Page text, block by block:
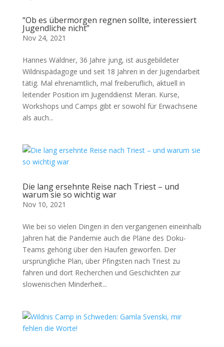
“Ob es übermorgen regnen sollte, interessiert
Jugendliche nicht”
Nov 24, 2021
Hannes Waldner, 36 Jahre jung, ist ausgebildeter
Wildnispädagoge und seit 18 Jahren in der Jugendarbeit
tätig. Mal ehrenamtlich, mal freiberuflich, aktuell in
leitender Position im Jugenddienst Meran. Kurse,
Workshops und Camps gibt er sowohl für Erwachsene
als auch...
Die lang ersehnte Reise nach Triest – und
warum sie so wichtig war
Nov 10, 2021
Wie bei so vielen Dingen in den vergangenen eineinhalb
Jahren hat die Pandemie auch die Pläne des Doku-
Teams gehörig über den Haufen geworfen. Der
ursprüngliche Plan, über Pfingsten nach Triest zu
fahren und dort Recherchen und Geschichten zur
slowenischen Minderheit...